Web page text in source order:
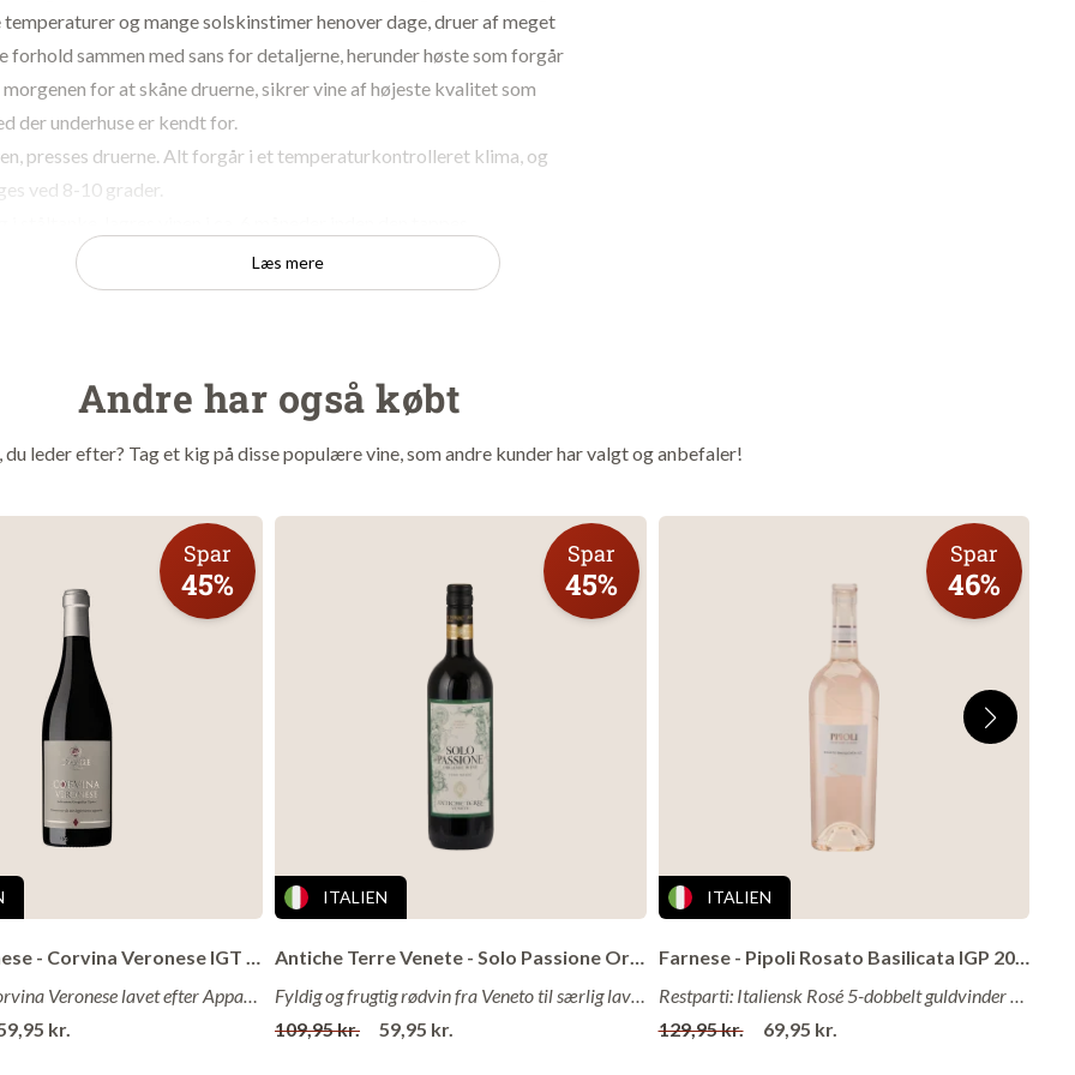
temperaturer og mange solskinstimer henover dage, druer af meget
forhold sammen med sans for detaljerne, herunder høste som forgår
for at skåne druerne, sikrer vine af højeste kvalitet som
der underhuse er kendt for.
presses druerne. Alt forgår i et temperaturkontrolleret klima, og
ved 8-10 grader.
farve, en lækker frugtig næse, med noter af mørke bær. Flot
smule syre og den mineralske jordbund. En rigtig lækker rødvin fra
ved 16-18 grader
Primitivo
: Nu og 5-6 år frem
er kåret som årets italienske vinproducent 2016, 2017, 2019 og
er, i forhold til branchen, en relativ ung virksomhed (startet i
dette er man meget ambitiøs, og med sit meget høje
man nu til 74 lande og har en produktion på mere end 20
byen siden 1538 hvor en prins ved navn Farnese, byggede det
Farnese” hvor han trak sig tilbage og levede med en Østrigsk
Læs mere
Andre har også købt
du leder efter? Tag et kig på disse populære vine, som andre kunder har valgt og anbefaler!
Spar
45%
Cantina Danese - Corvina Veronese IGT 2022
Guldvinder Corvina Veronese lavet efter Appassimento-metoden!
kr.
Spar
45%
ITALIEN
Antiche Terre Venete - Solo Passione Organic 2021
Fyldig og frugtig rødvin fra Veneto til særlig lav pris!
109,95 kr.
59,95 kr.
Spar
46%
ITALIEN
Farnese - Pipoli Rosato Basilicata IGP 2025
Restparti: Italiensk Rosé 5-dobbelt guldvinder fra stjerne-vingård til spotpris!
129,95 kr.
69,95 kr.